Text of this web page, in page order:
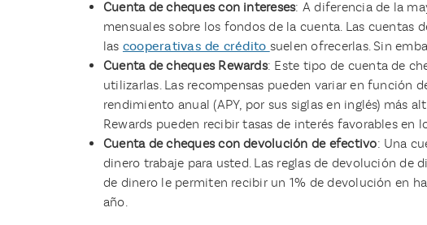
Cuenta de cheques con intereses: A diferencia de la
mensuales sobre los fondos de la cuenta. Las
las cooperativas de crédito suelen ofrecerlas. Sin
Cuenta de cheques Rewards: Este tipo de cuenta de
utilizarlas. Las recompensas pueden variar en función
rendimiento anual (APY, por sus siglas en inglés) más
Rewards pueden recibir tasas de interés favorables en
Cuenta de cheques con devolución de efectivo: Una
dinero trabaje para usted. Las reglas de devolución
de dinero le permiten recibir un 1% de devolución en
año.